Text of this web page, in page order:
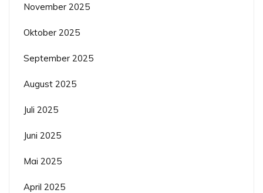
November 2025
Oktober 2025
September 2025
August 2025
Juli 2025
Juni 2025
Mai 2025
April 2025